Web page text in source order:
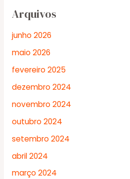
Arquivos
junho 2026
maio 2026
fevereiro 2025
dezembro 2024
novembro 2024
outubro 2024
setembro 2024
abril 2024
março 2024